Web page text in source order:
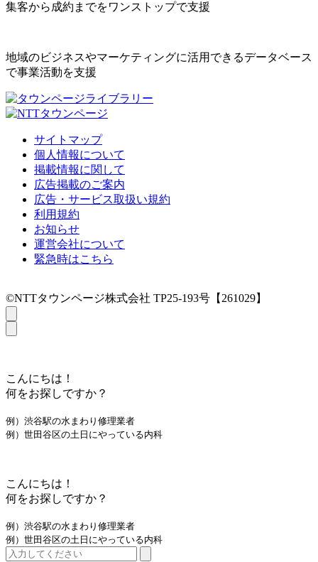
集客から成約までをワンストップで支援
地域のビジネスやマーケティングに活用できるデータベース
で事業活動を支援
サイトマップ
個人情報について
掲載情報に関して
広告掲載のご案内
広告・サービス取扱い規約
利用規約
お知らせ
運営会社について
緊急時はこちら
©NTTタウンページ株式会社 TP25-193号【261029】
こんにちは！
何をお探しですか？
例）渋谷駅の水まわり修理業者
例）世田谷区の土日にやっている内科
こんにちは！
何をお探しですか？
例）渋谷駅の水まわり修理業者
例）世田谷区の土日にやっている内科